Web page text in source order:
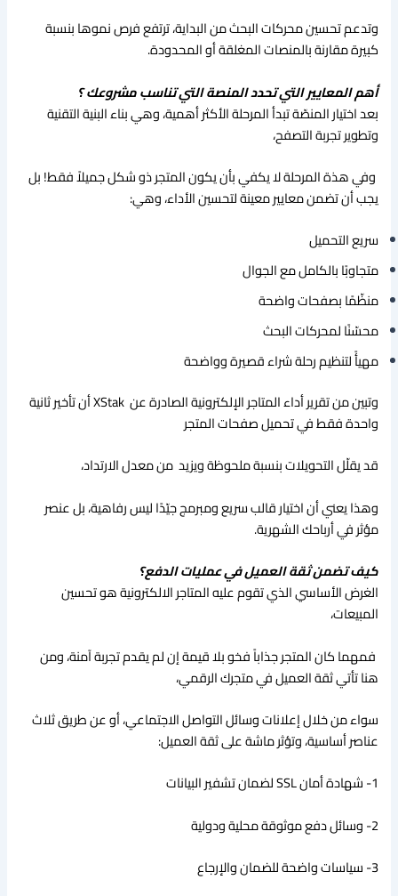
وتدعم تحسين محركات البحث من البداية، ترتفع فرص نموها بنسبة
كبيرة مقارنة بالمنصات المغلقة أو المحدودة.
أهم المعايير التي تحدد المنصة التي تناسب مشروعك ؟
بعد اختيار المنصّة تبدأ المرحلة الأكثر أهمية، وهي بناء البنية التقنية
وتطوير تجربة التصفح،
وفي هذة المرحلة لا يكفي بأن يكون المتجر ذو شكل جميلاً فقط! بل
يجب أن تضمن معايير معينة لتحسين الأداء، وهي:
سريع التحميل
متجاوبًا بالكامل مع الجوال
منظّمًا بصفحات واضحة
محسّنًا لمحركات البحث
مهيأً لتنظيم رحلة شراء قصيرة وواضحة
وتبين من تقرير أداء المتاجر الإلكترونية الصادرة عن XStak أن تأخير ثانية
واحدة فقط في تحميل صفحات المتجر
قد يقلّل التحويلات بنسبة ملحوظة ويزيد من معدل الارتداد،
وهذا يعني أن اختيار قالب سريع ومبرمج جيّدًا ليس رفاهية، بل عنصر
مؤثر في أرباحك الشهرية.
كيف تضمن ثقة العميل في عمليات الدفع؟
الغرض الأساسي الذي تقوم عليه المتاجر الالكترونية هو تحسين
المبيعات،
فمهما كان المتجر جذاباً فخو بلا قيمة إن لم يقدم تجربة آمنة، ومن
هنا تأتي ثقة العميل في متجرك الرقمي،
سواء من خلال إعلانات وسائل التواصل الاجتماعي، أو عن طريق ثلاث
عناصر أساسية، وتؤثر ماشة على ثقة العميل:
1- شهادة أمان SSL لضمان تشفير البيانات
2- وسائل دفع موثوقة محلية ودولية
3- سياسات واضحة للضمان والإرجاع